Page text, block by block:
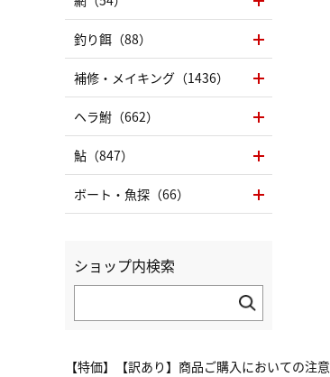
【特価】【訳あり】商品ご購入においての注意
釣り餌（88）
補修・メイキング（1436）
ヘラ鮒（662）
鮎（847）
ボート・魚探（66）
ショップ内検索